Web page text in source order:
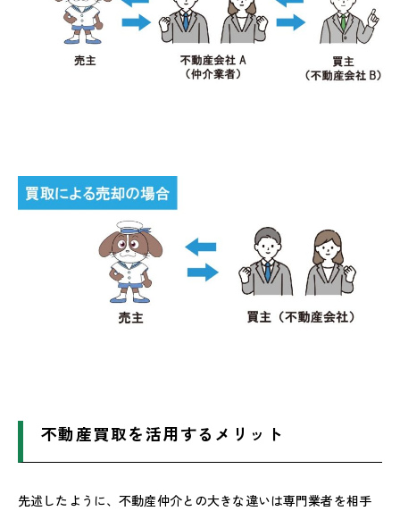
不動産買取を活用するメリット
先述したように、不動産仲介との大きな違いは専門業者を相手